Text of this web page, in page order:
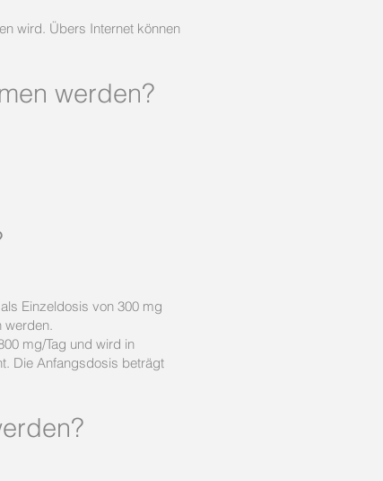
wird. Übers Internet können
werden?
Einzeldosis von 300 mg
werden.
mg/Tag und wird in
Die Anfangsdosis beträgt